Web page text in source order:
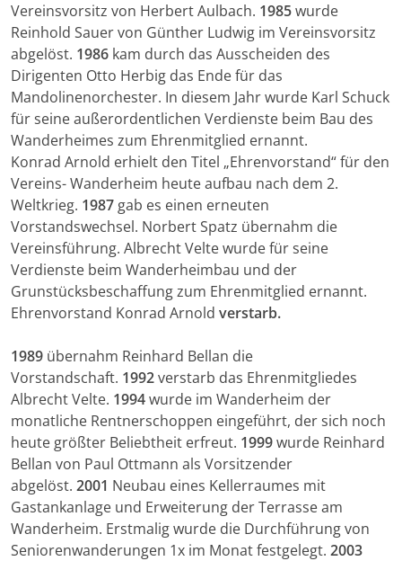
Vereinsvorsitz von Herbert Aulbach. 1985wurde
Reinhold Sauer von Günther Ludwig im Vereinsvorsitz
abgelöst. 1986 kam durch das Ausscheiden des
Dirigenten Otto Herbig das Ende für das
Mandolinenorchester. In diesem Jahr wurde Karl Schuck
für seine außerordentlichen Verdienste beim Bau des
Wanderheimes zum Ehrenmitglied ernannt.
Konrad Arnold erhielt den Titel „Ehrenvorstand“ für den
Vereins- Wanderheim heute aufbau nach dem 2.
Weltkrieg. 1987 gab es einen erneuten
Vorstandswechsel. Norbert Spatz übernahm die
Vereinsführung. Albrecht Velte wurde für seine
Verdienste beim Wanderheimbau und der
Grunstücksbeschaffung zum Ehrenmitglied ernannt.
Ehrenvorstand Konrad Arnold verstarb.
1989 übernahm Reinhard Bellan die
Vorstandschaft. 1992verstarb das Ehrenmitgliedes
Albrecht Velte. 1994wurde im Wanderheim der
monatliche Rentnerschoppen eingeführt, der sich noch
heute größter Beliebtheit erfreut. 1999wurde Reinhard
Bellan von Paul Ottmann als Vorsitzender
abgelöst. 2001 Neubau eines Kellerraumes mit
Gastankanlage und Erweiterung der Terrasse am
Wanderheim. Erstmalig wurde die Durchführung von
Seniorenwanderungen 1x im Monat festgelegt. 2003